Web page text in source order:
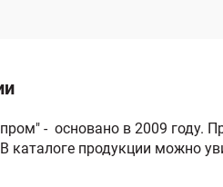
- основано в 2009 году.
каталоге продукции можно